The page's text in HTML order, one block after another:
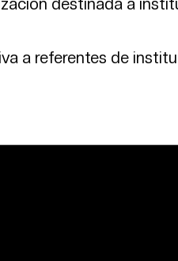
destinada a
a referentes de